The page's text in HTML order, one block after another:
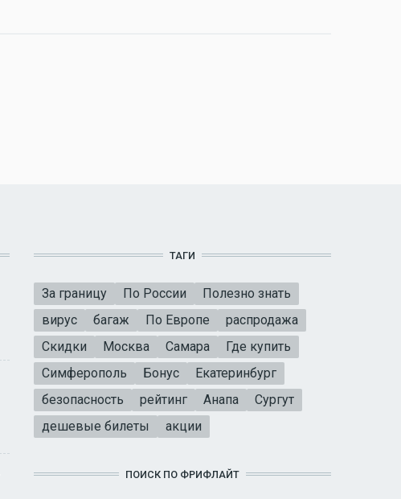
ТАГИ
За границу По России
Полезно знать
вирус
багаж По Европе
распродажа
Скидки
Москва Самара
Где купить
Симферополь
Бонус
Екатеринбург
безопасность
рейтинг Анапа
Сургут
дешевые билеты
акции
ПОИСК ПО ФРИФЛАЙТ